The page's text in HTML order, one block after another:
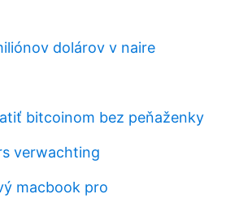
dolárov v naire
bitcoinom bez peňaženky
verwachting
macbook pro